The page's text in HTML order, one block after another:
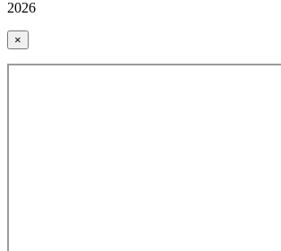
2026
×